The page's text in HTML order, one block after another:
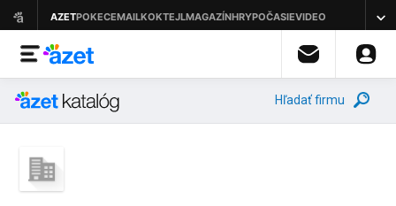
Hľadať firmu